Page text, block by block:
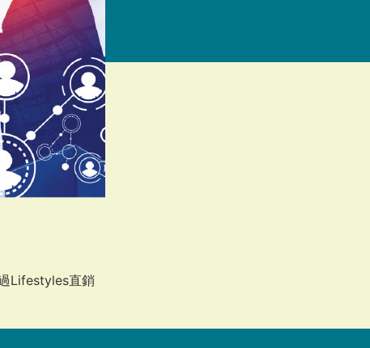
Lifestyles直銷